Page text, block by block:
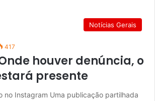
Notícias Gerais
417
houver denúncia, o
presente
no Instagram Uma publicação partilhada